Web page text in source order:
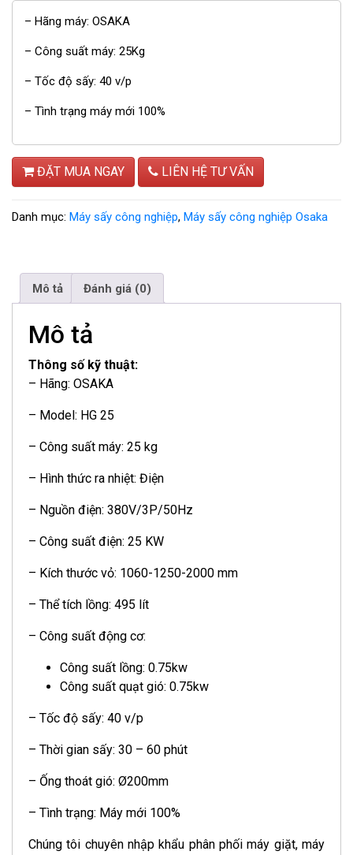
– Hãng máy: OSAKA
– Công suất máy: 25Kg
– Tốc độ sấy: 40 v/p
– Tình trạng máy mới 100%
ĐẶT MUA NGAY LIÊN HỆ TƯ VẤN
Danh mục: Máy sấy công nghiệp, Máy sấy công nghiệp Osaka
Mô tả Đánh giá (0)
Mô tả
Thông số kỹ thuật:
– Hãng: OSAKA
– Model: HG 25
– Công suất máy: 25 kg
– Hình thức ra nhiệt: Điện
– Nguồn điện: 380V/3P/50Hz
– Công suất điện: 25 KW
– Kích thước vỏ: 1060-1250-2000 mm
– Thể tích lồng: 495 lít
– Công suất động cơ:
Công suất lồng: 0.75kw
Công suất quạt gió: 0.75kw
– Tốc độ sấy: 40 v/p
– Thời gian sấy: 30 – 60 phút
– Ống thoát gió: Ø200mm
– Tình trạng: Máy mới 100%
Chúng tôi chuyên nhập khẩu phân phối máy giặt, máy